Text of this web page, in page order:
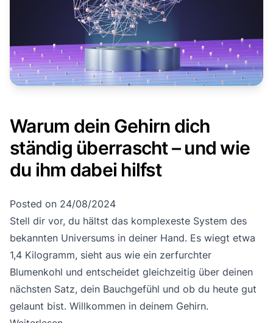
Warum dein Gehirn dich
ständig überrascht – und wie
du ihm dabei hilfst
Posted on 24/08/2024
Stell dir vor, du hältst das komplexeste System des
bekannten Universums in deiner Hand. Es wiegt etwa
1,4 Kilogramm, sieht aus wie ein zerfurchter
Blumenkohl und entscheidet gleichzeitig über deinen
nächsten Satz, dein Bauchgefühl und ob du heute gut
gelaunt bist. Willkommen in deinem Gehirn.